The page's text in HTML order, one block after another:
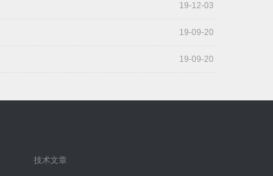
19-12-03
19-09-20
19-09-20
技术文章